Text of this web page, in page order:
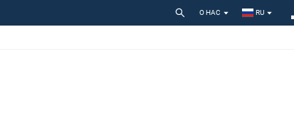
О НАС RU